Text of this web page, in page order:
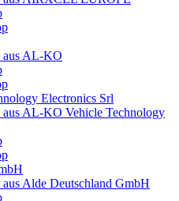
aus AL-KO
Electronics Srl
aus AL-KO Vehicle Technology
aus Alde Deutschland GmbH